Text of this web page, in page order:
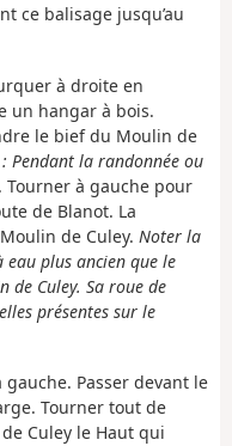
ce balisage jusqu’au
à droite en
un hangar à bois.
le bief du Moulin de
Pendant la randonnée ou
. Tourner à gauche pour
de Blanot. La
de Culey. Noter la
eau plus ancien que le
de Culey. Sa roue de
présentes sur le
Passer devant le
Tourner tout de
Culey le Haut qui